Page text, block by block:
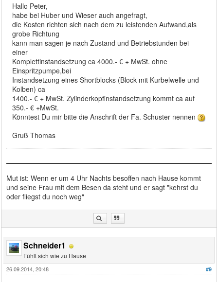
Hallo Peter,
habe bei Huber und Wieser auch angefragt,
die Kosten richten sich nach dem zu leistenden Aufwand,als
grobe Richtung
kann man sagen je nach Zustand und Betriebstunden bei
einer
Komplettinstandsetzung ca 4000.- € + MwSt. ohne
Einspritzpumpe,bei
Instandsetzung eines Shortblocks (Block mit Kurbelwelle und
Kolben) ca
1400.- € + MwSt. Zylinderkopfinstandsetzung kommt ca auf
350.- € +MwSt.
Könntest Du mir bitte die Anschrift der Fa. Schuster nennen
Gruß Thomas
Mut ist: Wenn er um 4 Uhr Nachts besoffen nach Hause kommt
und seine Frau mit dem Besen da steht und er sagt "kehrst du
oder fliegst du noch weg"
Schneider1
Fühlt sich wie zu Hause
#9
26.09.2014, 20:48